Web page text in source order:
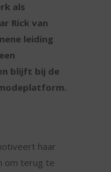
als
Rick van
leiding
blijft bij de
haar
om terug te